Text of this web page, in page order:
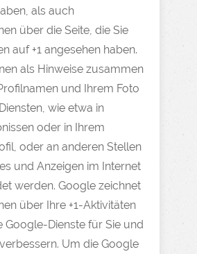
als auch
über die Seite, die Sie
auf +1 angesehen haben.
als Hinweise zusammen
und Ihrem Foto
wie etwa in
oder in Ihrem
oder an anderen Stellen
und Anzeigen im Internet
werden. Google zeichnet
über Ihre +1-Aktivitäten
Google-Dienste für Sie und
Um die Google